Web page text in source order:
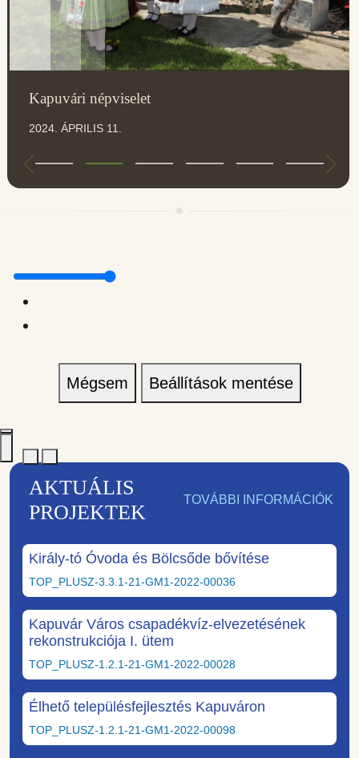
Kapuvári népviselet
2024. ÁPRILIS 11.
Mégsem Beállítások mentése
AKTUÁLIS
PROJEKTEK
TOVÁBBI INFORMÁCIÓK
Király-tó Óvoda és Bölcsőde bővítése
TOP_PLUSZ-3.3.1-21-GM1-2022-00036
Kapuvár Város csapadékvíz-elvezetésének
rekonstrukciója I. ütem
TOP_PLUSZ-1.2.1-21-GM1-2022-00028
Élhető településfejlesztés Kapuváron
TOP_PLUSZ-1.2.1-21-GM1-2022-00098